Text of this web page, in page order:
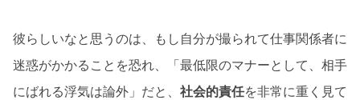
彼らしいなと思うのは、もし自分が撮られて仕事関係者に
迷惑がかかることを恐れ、「最低限のマナーとして、相手
にばれる浮気は論外」だと、 社会的責任を非常に重く見て